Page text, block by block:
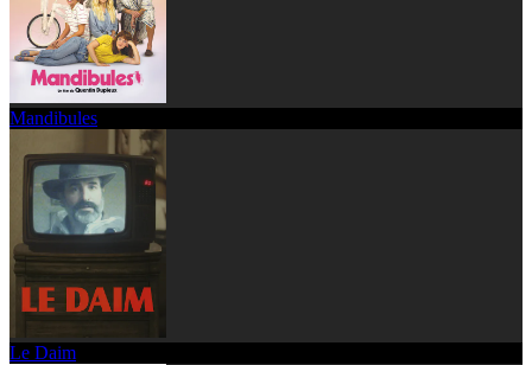
Mandibules
Le Daim